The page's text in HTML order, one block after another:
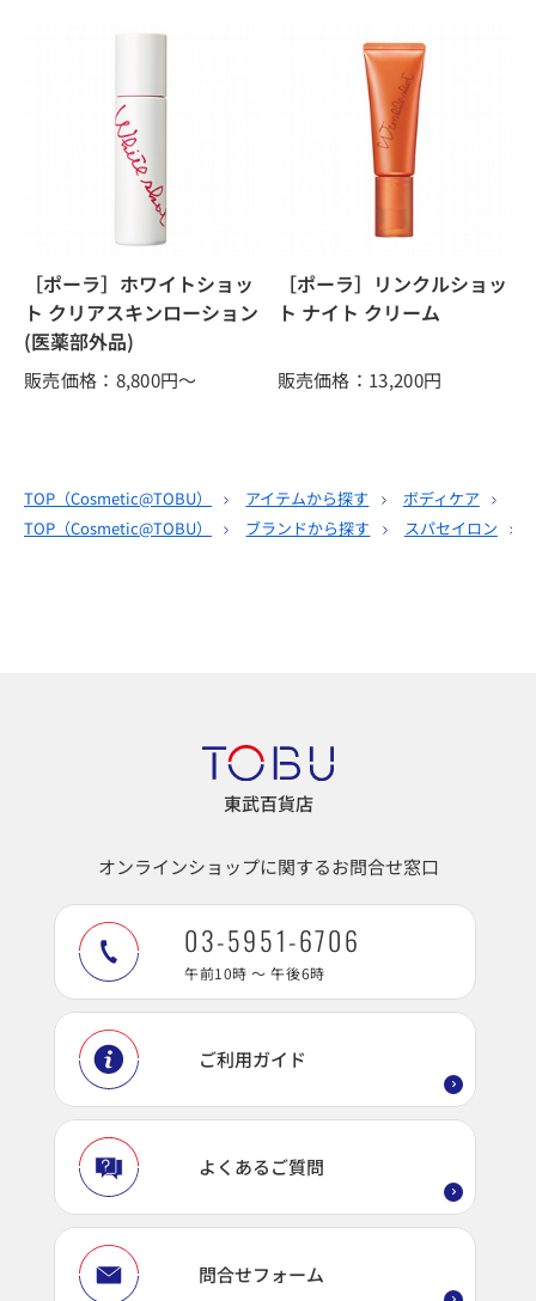
［ポーラ］ホワイトショッ
ト クリアスキンローション
(医薬部外品)
販売価格：8,800円～
［ポーラ］リンクルショッ
ト ナイト クリーム
販売価格：13,200円
TOP（Cosmetic@TOBU） アイテムから探す ボディケア
TOP（Cosmetic@TOBU） ブランドから探す スパセイロン
東武百貨店
オンラインショップに関するお問合せ窓口
03-5951-6706
午前10時 ～ 午後6時
ご利用ガイド
よくあるご質問
問合せフォーム